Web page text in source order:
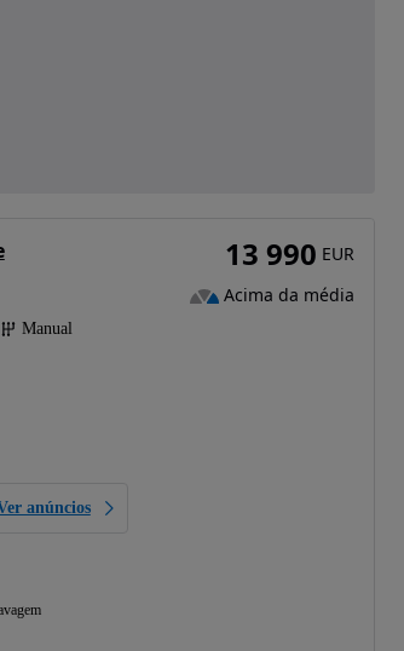
Manual
anúncios
13 990 EUR
Acima da média